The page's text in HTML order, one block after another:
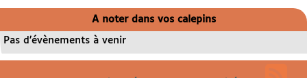
A noter dans vos calepins
Pas d’évènements à venir